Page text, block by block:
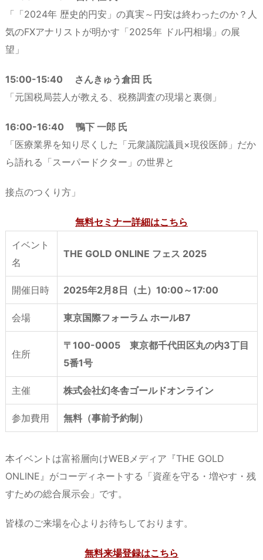
「「2024年 歴史的円安」の真実～円安は終わったのか？人
気のFXアナリストが明かす「2025年 ドル円相場」の展
望」
15:00-15:40 さんきゅう倉田 氏
「元国税局芸人が教える、税務調査の現場と裏側」
16:00-16:40 鴨下 一郎 氏
「医療業界を知り尽くした「元衆議院議員×現役医師」だか
ら語れる「スーパードクター」の世界と
接点のつくり方」
無料セミナー詳細はこちら
イベント
名
THE GOLD ONLINE フェス 2025
開催日時 2025年2月8日（土）10:00～17:00
会場 東京国際フォーラム ホールB7
住所
〒100-0005 東京都千代田区丸の内3丁目
5番1号
主催 株式会社幻冬舎ゴールドオンライン
参加費用 無料（事前予約制）
本イベントは富裕層向けWEBメディア『THE GOLD
ONLINE』がコーディネートする「資産を守る・増やす・残
すための総合展示会」です。
皆様のご来場を心よりお待ちしております。
無料来場登録はこちら